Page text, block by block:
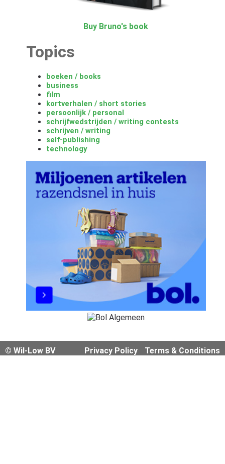
Buy Bruno's book
Topics
boeken / books
business
film
kortverhalen / short stories
persoonlijk / personal
schrijfwedstrijden / writing contests
schrijven / writing
self-publishing
technology
© Wil-Low BV Privacy Policy Terms & Conditions